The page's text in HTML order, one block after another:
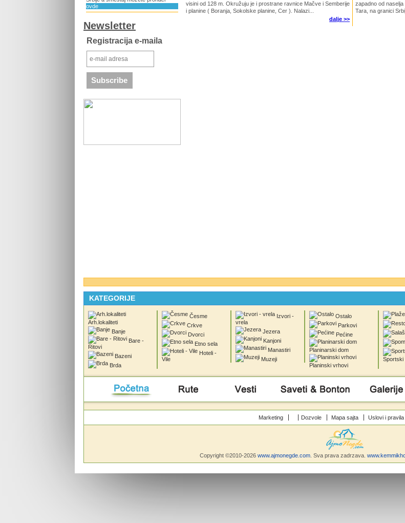
ovde
Newsletter
Registracija e-maila
visini od 128 m. Okružuju je i prostrane ravnice Mačve i Semberije
i planine ( Boranja, Sokolske planine, Cer ). Nalazi...
dalje >>
zapadno od
Tara, na granici
KATEGORIJE
Arh.lokaliteti
Banje
Bare -
Ritovi
Bazeni
Brda
Česme
Crkve
Dvorci
Etno sela
Hoteli -
Vile
Izvori -
vrela
Jezera
Kanjoni
Manastiri
Muzeji
Ostalo
Parkovi
Pećine
Planinarski dom
Planinski vrhovi
Sportski
Marketing
Dozvole Mapa sajta Uslovi i
Copyright ©2010-2026 www.ajmonegde.com. Sva prava zadrzava.